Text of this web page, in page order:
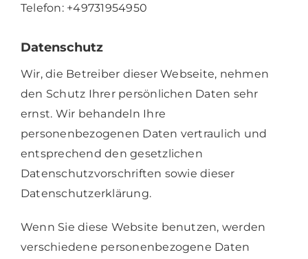
Telefon: +49731954950
Datenschutz
Wir, die Betreiber dieser Webseite, nehmen
den Schutz Ihrer persönlichen Daten sehr
ernst. Wir behandeln Ihre
personenbezogenen Daten vertraulich und
entsprechend den gesetzlichen
Datenschutzvorschriften sowie dieser
Datenschutzerklärung.
Wenn Sie diese Website benutzen, werden
verschiedene personenbezogene Daten